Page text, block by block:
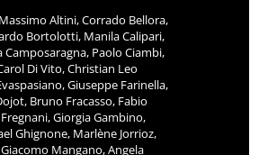
Altini, Corrado Bellora,
Bortolotti, Manila Calipari,
Camposaragna, Paolo Ciambi,
Di Vito, Christian Leo
Giuseppe Farinella,
Bruno Fracasso, Fabio
Giorgia Gambino,
Ghignone, Marlène Jorrioz,
Mangano, Angela